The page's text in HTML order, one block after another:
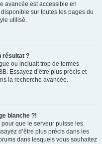
avancée est accessible en
sur toutes les pages du
utilisé.
résultat ?
ou incluait trop de termes
Essayez d’être plus précis et
la recherche avancée.
blanche ?!
que le serveur puisse les
d’être plus précis dans les
dans lesquels vous souhaitez